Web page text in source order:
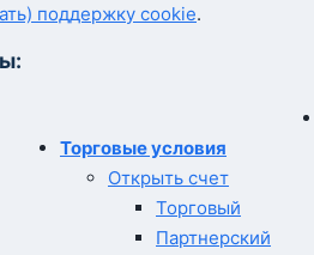
поддержку cookie.
Торговые условия
Открыть счет
Торговый
Партнерский